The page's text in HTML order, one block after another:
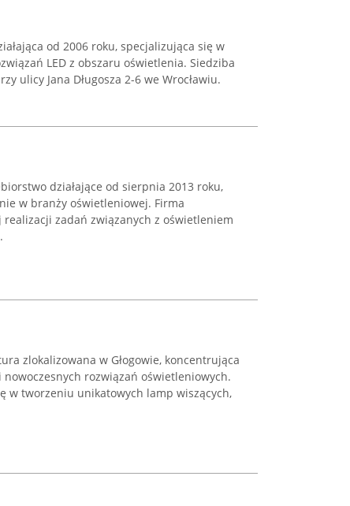
od 2006 roku, specjalizująca się w
LED z obszaru oświetlenia. Siedziba
ulicy Jana Długosza 2-6 we Wrocławiu.
działające od sierpnia 2013 roku,
w branży oświetleniowej. Firma
zadań związanych z oświetleniem
zlokalizowana w Głogowie, koncentrująca
rozwiązań oświetleniowych.
w tworzeniu unikatowych lamp wiszących,